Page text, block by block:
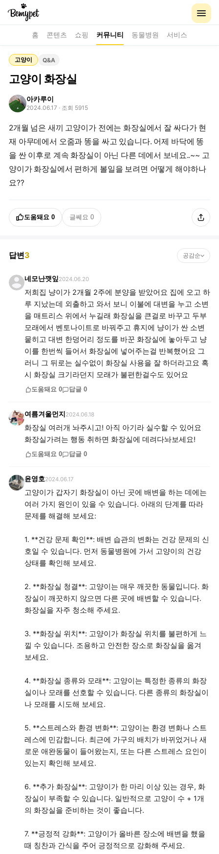
홈 콘텐츠 쇼핑 커뮤니티 동물병원 서비스
고양이 Q&A
고양이 화장실
아카루이
2024.06.17 · 조회 5915
2개월 넘은 새끼 고양이가 전에는 화장실에서 잘 싸다가 현
재 아무데에서 오줌과 똥을 싸고 있습니다. 어제 바닥에 똥
을 싼 이후로 계속 화장실이 아닌 다른 데에서 보네요..~~ 고
양이가 화장실에서 편하게 볼일을 보려면 어떻게 해야하나
요??
도움돼요 0 글쎄요 0
답변3 공감순
네모난깻잎2024.06.20
저희집 냥이가 2개월 2주에 분양을 받았어요 집에 오고 하
루 지났는데 외출하고 와서 보니 이불에 대변을 누고 소변
을 매트리스 위에서 누길래 화장실을 큰걸로 바꾸고 두부
모래에서 벤토나이트로 바꿔주고 휴지에 냥이가 싼 소변
뭍히고 대변 한덩어리 정도를 바꾼 화장실에 놓아두고 냥
이를 한번씩 들어서 화장실에 넣어주는걸 반복했어요 그
러니 그 뒤로는 실수없이 화장실 사용을 잘 하더라고요 혹
시 화장실 크기라던지 모래가 불편한걸수도 있어요
도움돼요 0 답글 0
여름겨울먼지 2024.06.18
화장실 여러개 놔주시고! 아직 아기라 실수할 수 있어요
화장실가려는 행동 취하면 화장실에 데려다놔보세요!
도움돼요 0 답글 0
윤영호2024.06.17
고양이가 갑자기 화장실이 아닌 곳에 배변을 하는 데에는
여러 가지 원인이 있을 수 있습니다. 아래의 단계를 따라
문제를 해결해 보세요:
1. **건강 문제 확인**: 배변 습관의 변화는 건강 문제의 신
호일 수 있습니다. 먼저 동물병원에 가서 고양이의 건강
상태를 확인해 보세요.
2. **화장실 청결**: 고양이는 매우 깨끗한 동물입니다. 화
장실이 깨끗하지 않으면 다른 곳에 배변할 수 있습니다.
화장실을 자주 청소해 주세요.
3. **화장실 위치**: 고양이가 화장실 위치를 불편하게 느
낄 수 있습니다. 조용하고 안전한 장소로 화장실을 옮겨
보세요.
4. **화장실 종류와 모래**: 고양이는 특정한 종류의 화장
실이나 모래를 선호할 수 있습니다. 다른 종류의 화장실이
나 모래를 시도해 보세요.
5. **스트레스와 환경 변화**: 고양이는 환경 변화나 스트
레스에 민감합니다. 최근에 가구의 배치가 바뀌었거나 새
로운 애완동물이 들어왔는지, 또는 다른 스트레스 요인이
있는지 확인해 보세요.
6. **추가 화장실**: 고양이가 한 마리 이상 있는 경우, 화
장실이 부족할 수 있습니다. 일반적으로 고양이 수 + 1개
의 화장실을 준비하는 것이 좋습니다.
7. **긍정적 강화**: 고양이가 올바른 장소에 배변을 했을
때 칭찬과 간식을 주어 긍정적으로 강화해 주세요.